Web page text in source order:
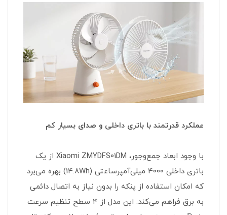
عملکرد قدرتمند با باتری داخلی و صدای بسیار کم
با وجود ابعاد جمع‌وجور، Xiaomi ZMYDFS01DM از یک
باتری داخلی 4000 میلی‌آمپرساعتی (14.8Wh) بهره می‌برد
که امکان استفاده از پنکه را بدون نیاز به اتصال دائمی
به برق فراهم می‌کند. این مدل از ۴ سطح تنظیم سرعت